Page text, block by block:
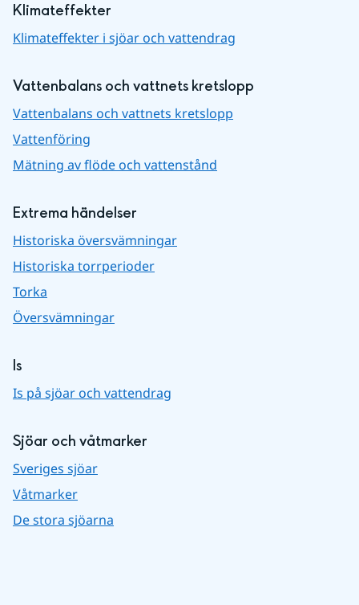
Klimateffekter
Klimateffekter i sjöar och vattendrag
Vattenbalans och vattnets kretslopp
Vattenbalans och vattnets kretslopp
Vattenföring
Mätning av flöde och vattenstånd
Extrema händelser
Historiska översvämningar
Historiska torrperioder
Torka
Översvämningar
Is
Is på sjöar och vattendrag
Sjöar och våtmarker
Sveriges sjöar
Våtmarker
De stora sjöarna